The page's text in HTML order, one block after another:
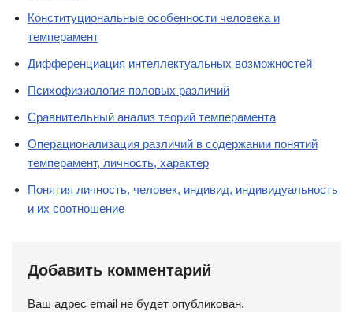
Конституциональные особенности человека и
темперамент
Дифференциация интеллектуальных возможностей
Психофизиология половых различий
Сравнительный анализ теорий темперамента
Операционализация различий в содержании понятий
темперамент, личность, характер
Понятия личность, человек, индивид, индивидуальность
и их соотношение
Добавить комментарий
Ваш адрес email не будет опубликован.